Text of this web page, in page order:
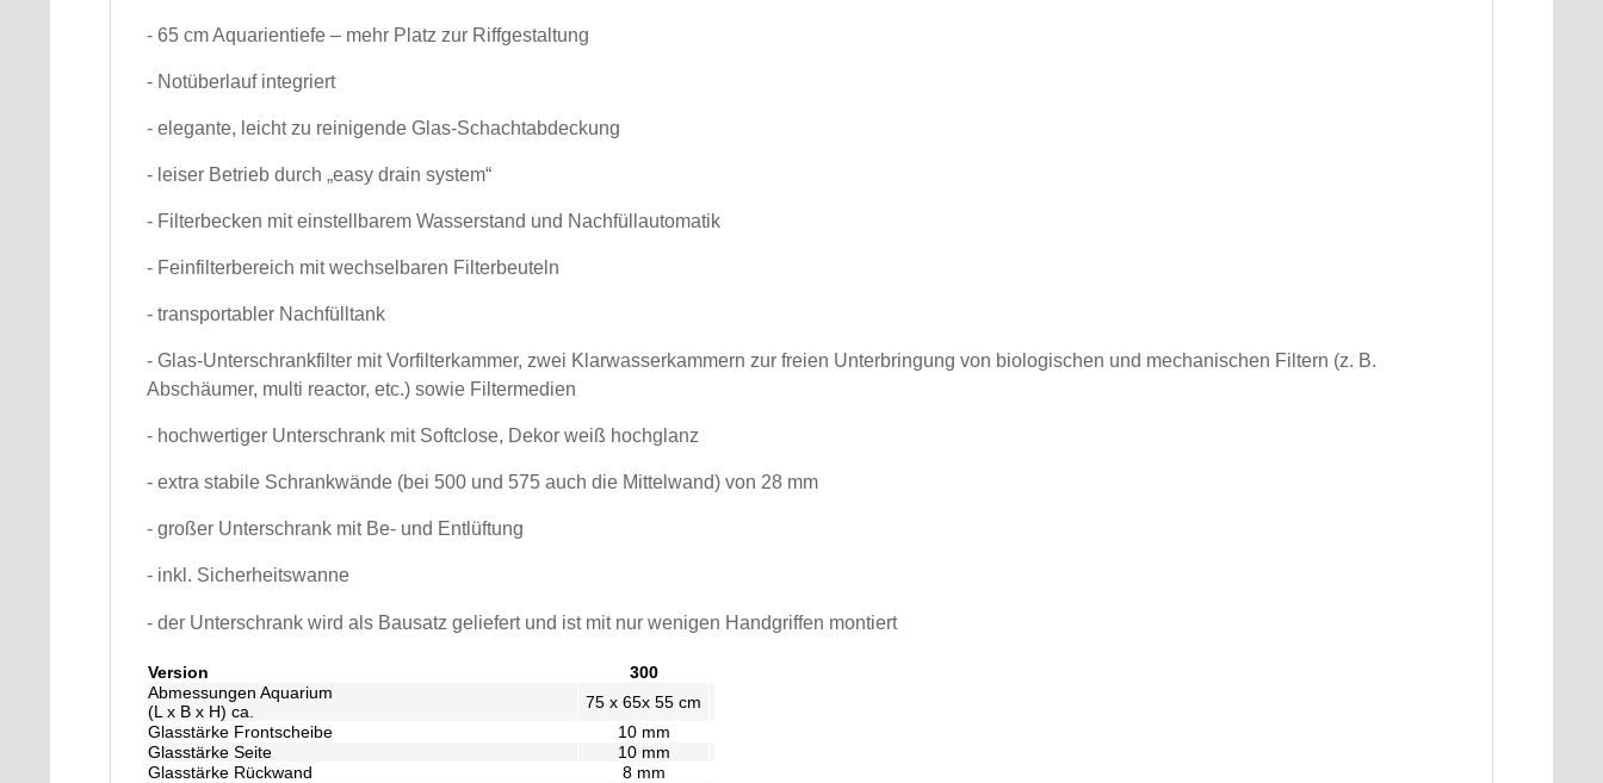
- 65 cm Aquarientiefe – mehr Platz zur Riffgestaltung
- Notüberlauf integriert
- elegante, leicht zu reinigende Glas-Schachtabdeckung
- leiser Betrieb durch „easy drain system“
- Filterbecken mit einstellbarem Wasserstand und Nachfüllautomatik
- Feinfilterbereich mit wechselbaren Filterbeuteln
- transportabler Nachfülltank
- Glas-Unterschrankfilter mit Vorfilterkammer, zwei Klarwasserkammern zur freien Unterbringung von biologischen und mechanischen Filtern (z. B.
Abschäumer, multi reactor, etc.) sowie Filtermedien
- hochwertiger Unterschrank mit Softclose, Dekor weiß hochglanz
- extra stabile Schrankwände (bei 500 und 575 auch die Mittelwand) von 28 mm
- großer Unterschrank mit Be- und Entlüftung
- inkl. Sicherheitswanne
- der Unterschrank wird als Bausatz geliefert und ist mit nur wenigen Handgriffen montiert
Version
300
Abmessungen Aquarium
(L x B x H) ca.
75 x 65x 55 cm
Glasstärke Frontscheibe
10 mm
Glasstärke Seite
10 mm
Glasstärke Rückwand
8 mm